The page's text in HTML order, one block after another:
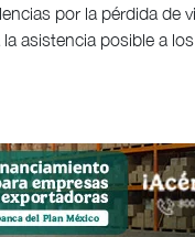
por la pérdida de
asistencia posible a